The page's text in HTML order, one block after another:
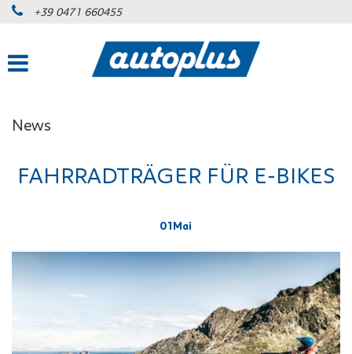
+39 0471 660455
News
FAHRRADTRÄGER FÜR E-BIKES
01 Mai